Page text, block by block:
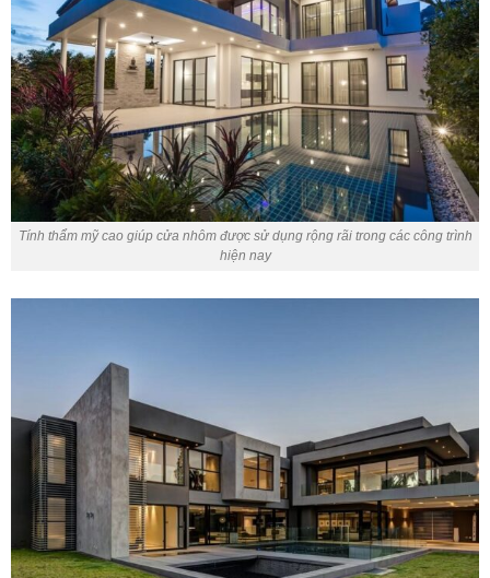
Tính thẩm mỹ cao giúp cửa nhôm được sử dụng rộng rãi trong các công trình
hiện nay